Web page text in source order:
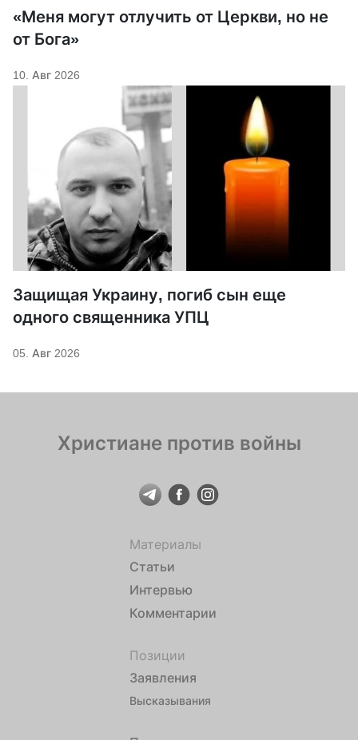
«Меня могут отлучить от Церкви, но не
от Бога»
10. Авг 2026
Защищая Украину, погиб сын еще
одного священника УПЦ
05. Авг 2026
Христиане против войны
Материалы
Статьи
Интервью
Комментарии
Позиции
Заявления
Высказывания